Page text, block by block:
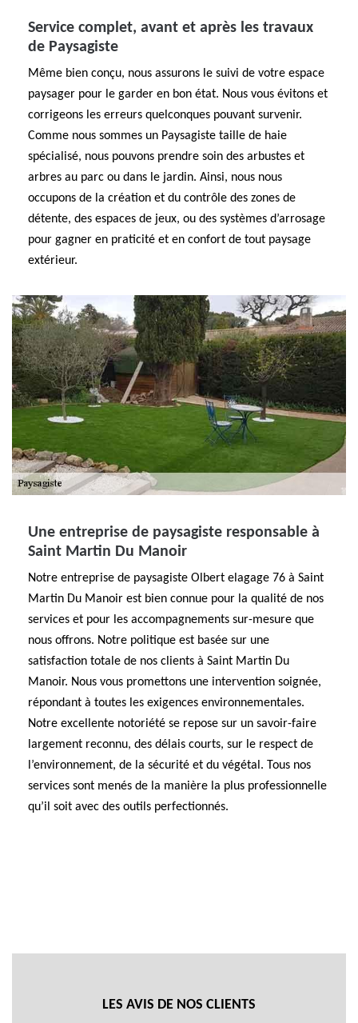
Service complet, avant et après les travaux
de Paysagiste
Même bien conçu, nous assurons le suivi de votre espace
paysager pour le garder en bon état. Nous vous évitons et
corrigeons les erreurs quelconques pouvant survenir.
Comme nous sommes un Paysagiste taille de haie
spécialisé, nous pouvons prendre soin des arbustes et
arbres au parc ou dans le jardin. Ainsi, nous nous
occupons de la création et du contrôle des zones de
détente, des espaces de jeux, ou des systèmes d’arrosage
pour gagner en praticité et en confort de tout paysage
extérieur.
Une entreprise de paysagiste responsable à
Saint Martin Du Manoir
Notre entreprise de paysagiste Olbert elagage 76 à Saint
Martin Du Manoir est bien connue pour la qualité de nos
services et pour les accompagnements sur-mesure que
nous offrons. Notre politique est basée sur une
satisfaction totale de nos clients à Saint Martin Du
Manoir. Nous vous promettons une intervention soignée,
répondant à toutes les exigences environnementales.
Notre excellente notoriété se repose sur un savoir-faire
largement reconnu, des délais courts, sur le respect de
l’environnement, de la sécurité et du végétal. Tous nos
services sont menés de la manière la plus professionnelle
qu’il soit avec des outils perfectionnés.
LES AVIS DE NOS CLIENTS